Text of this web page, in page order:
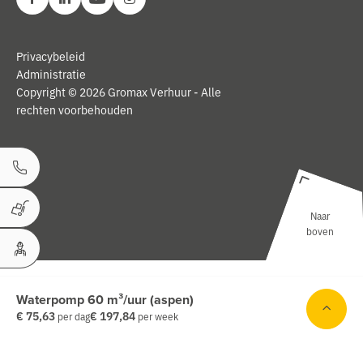
Bel ons
Winkelwagen
Uw Account
Waterpomp 60 m³/uur (aspen)
€ 75,63 per dag€ 197,84 per week
Copyright © 2026 Gromax Verhuur - Alle
rechten voorbehouden
Privacybeleid
Administratie
Naar
boven